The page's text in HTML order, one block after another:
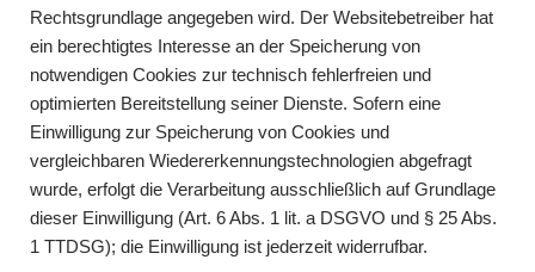
Rechtsgrundlage angegeben wird. Der Websitebetreiber hat
ein berechtigtes Interesse an der Speicherung von
notwendigen Cookies zur technisch fehlerfreien und
optimierten Bereitstellung seiner Dienste. Sofern eine
Einwilligung zur Speicherung von Cookies und
vergleichbaren Wiedererkennungstechnologien abgefragt
wurde, erfolgt die Verarbeitung ausschließlich auf Grundlage
dieser Einwilligung (Art. 6 Abs. 1 lit. a DSGVO und § 25 Abs.
1 TTDSG); die Einwilligung ist jederzeit widerrufbar.